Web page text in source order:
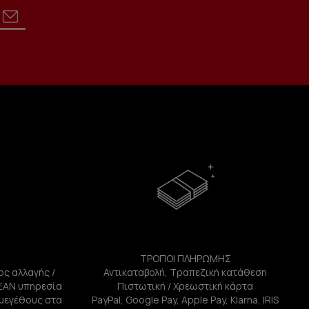
αλλαγής /
υπηρεσία
στα
ΤΡΟΠΟΙ ΠΛΗΡΩΜΗΣ
Αντικαταβολή, Τραπεζική κατάθεση
Πιστωτική / Χρεωστική κάρτα
PayPal, Google Pay, Apple Pay, Klarna, IRIS